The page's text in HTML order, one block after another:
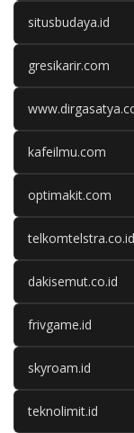
situsbudaya.id
gresikarir.com
kafeilmu.com
optimakit.com
telkomtelstra.co.id
dakisemut.co.id
frivgame.id
skyroam.id
teknolimit.id